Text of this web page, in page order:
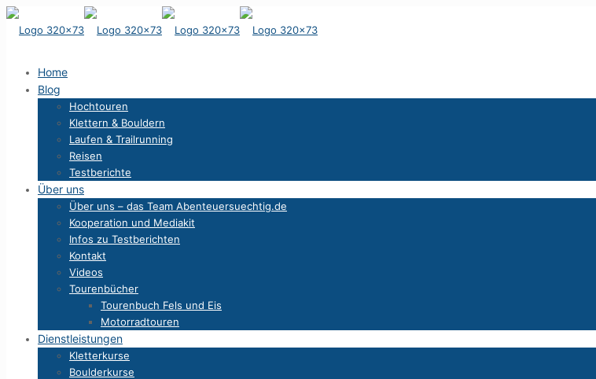
Home
Blog
Hochtouren
Klettern & Bouldern
Laufen & Trailrunning
Reisen
Testberichte
Über uns
Über uns – das Team Abenteuersuechtig.de
Kooperation und Mediakit
Infos zu Testberichten
Kontakt
Videos
Tourenbücher
Tourenbuch Fels und Eis
Motorradtouren
Dienstleistungen
Kletterkurse
Boulderkurse